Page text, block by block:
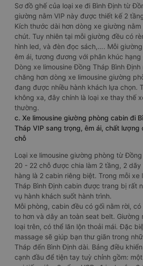
Sơ đồ ghế của loại xe đi Bình Định từ
giường nằm VIP này được thiết kế 2
Kích thước dài hơn dòng xe giường
chút. Tuy nhiên tại mỗi giường đều có
hình led, và đèn đọc sách,…. Mỗi
êm ái, tương đương với phân khúc hạng
Dòng xe limousine Đồng Tháp Bình
chăng hơn dòng xe limousine giường
đang được nhiều hành khách lựa chọn.
không xa, đây chính là loại xe thay thế
thường.
c. Xe limousine giường phòng cabin đi
Tháp VIP sang trọng, êm ái, chất
chỗ
Loại xe limousine giường phòng từ
20 - 22 chỗ được chia làm 2 tầng, 2
hàng là 2 cabin riêng biệt. Trong mỗi xe
Tháp Bình Định cabin được trang bị rất
vụ hành khách suốt hành trình.
Mỗi phòng, cabin đều có gối nằm rời,
to hơn và dây an toàn seat belt. Giường
loại trên, có thể lăn lộn thoải mái. Đặc
massage sẽ giúp bạn thư giãn trong
Tháp đến Bình Định dài. Bảng điều
cạnh đầu để tiện tay tuỳ chỉnh gồm: